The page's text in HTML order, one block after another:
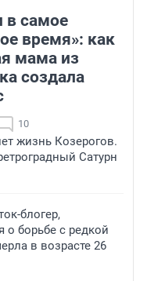
в самое
время»: как
мама из
создала
10
жизнь Козерогов.
Сатурн
блогер,
о борьбе с редкой
в возрасте 26